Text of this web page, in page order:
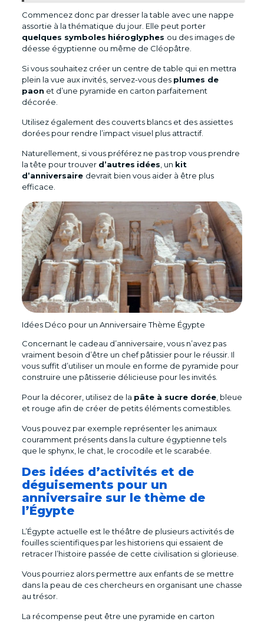
Commencez donc par dresser la table avec une nappe
assortie à la thématique du jour. Elle peut porter
quelques symboles hiéroglyphes ou des images de
déesse égyptienne ou même de Cléopâtre.
Si vous souhaitez créer un centre de table qui en mettra
plein la vue aux invités, servez-vous des plumes de
paon et d’une pyramide en carton parfaitement
décorée.
Utilisez également des couverts blancs et des assiettes
dorées pour rendre l’impact visuel plus attractif.
Naturellement, si vous préférez ne pas trop vous prendre
la tête pour trouver d’autres idées , un kit
d’anniversaire devrait bien vous aider à être plus
efficace.
Idées Déco pour un Anniversaire Thème Égypte
Concernant le cadeau d’anniversaire, vous n’avez pas
vraiment besoin d’être un chef pâtissier pour le réussir. Il
vous suffit d’utiliser un moule en forme de pyramide pour
construire une pâtisserie délicieuse pour les invités.
Pour la décorer, utilisez de la pâte à sucre dorée, bleue
et rouge afin de créer de petits éléments comestibles.
Vous pouvez par exemple représenter les animaux
couramment présents dans la culture égyptienne tels
que le sphynx, le chat, le crocodile et le scarabée.
Des idées d’activités et de
déguisements pour un
anniversaire sur le thème de
l’Égypte
L’Égypte actuelle est le théâtre de plusieurs activités de
fouilles scientifiques par les historiens qui essaient de
retracer l’histoire passée de cette civilisation si glorieuse.
Vous pourriez alors permettre aux enfants de se mettre
dans la peau de ces chercheurs en organisant une chasse
au trésor.
La récompense peut être une pyramide en carton